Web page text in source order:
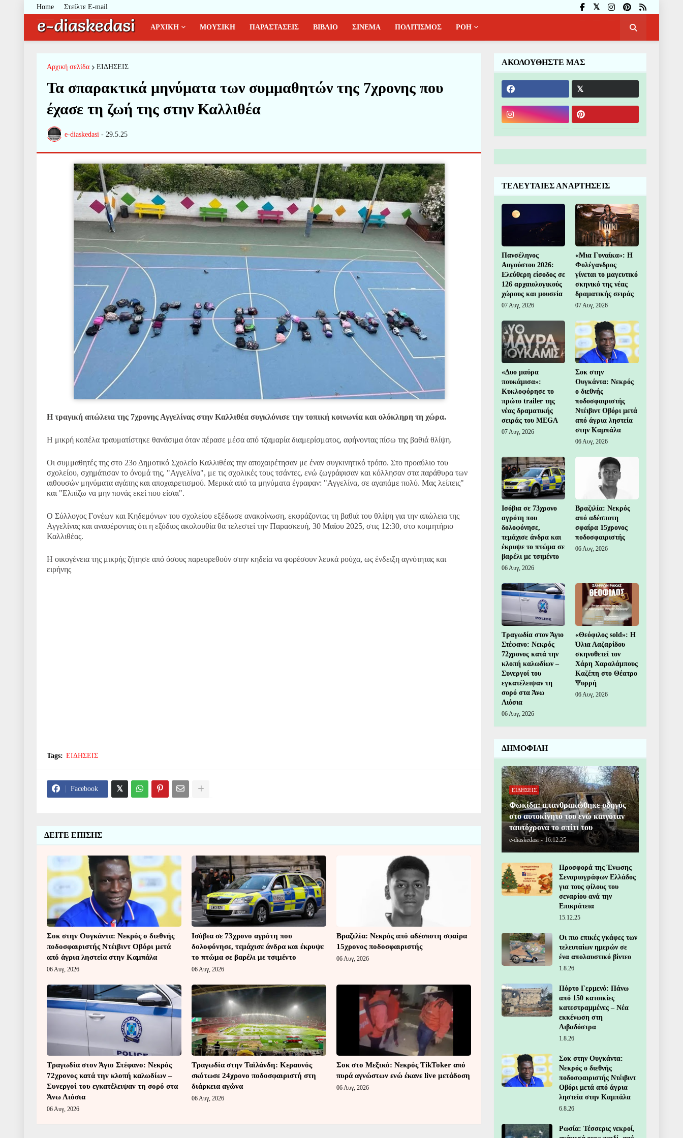
Home Στείλτε E-mail
ΑΡΧΙΚΗ ΜΟΥΣΙΚΗ ΠΑΡΑΣΤΑΣΕΙΣ ΒΙΒΛΙΟ ΣΙΝΕΜΑ ΠΟΛΙΤΙΣΜΟΣ ΡΟΗ
Αρχική σελίδα ΕΙΔΗΣΕΙΣ
Τα σπαρακτικά μηνύματα των συμμαθητών της 7χρονης που
έχασε τη ζωή της στην Καλλιθέα
e-diaskedasi - 29.5.25
Η τραγική απώλεια της 7χρονης Αγγελίνας στην Καλλιθέα συγκλόνισε την τοπική κοινωνία και ολόκληρη τη χώρα.
Η μικρή κοπέλα τραυματίστηκε θανάσιμα όταν πέρασε μέσα από τζαμαρία διαμερίσματος, αφήνοντας πίσω της βαθιά θλίψη.
Οι συμμαθητές της στο 23ο Δημοτικό Σχολείο Καλλιθέας την αποχαιρέτησαν με έναν συγκινητικό τρόπο. Στο προαύλιο του
σχολείου, σχημάτισαν το όνομά της, "Αγγελίνα", με τις σχολικές τους τσάντες, ενώ ζωγράφισαν και κόλλησαν στα παράθυρα των
αιθουσών μηνύματα αγάπης και αποχαιρετισμού. Μερικά από τα μηνύματα έγραφαν: "Αγγελίνα, σε αγαπάμε πολύ. Μας λείπεις"
και "Ελπίζω να μην πονάς εκεί που είσαι".
Ο Σύλλογος Γονέων και Κηδεμόνων του σχολείου εξέδωσε ανακοίνωση, εκφράζοντας τη βαθιά του θλίψη για την απώλεια της
Αγγελίνας και αναφέροντας ότι η εξόδιος ακολουθία θα τελεστεί την Παρασκευή, 30 Μαΐου 2025, στις 12:30, στο κοιμητήριο
Καλλιθέας.
Η οικογένεια της μικρής ζήτησε από όσους παρευρεθούν στην κηδεία να φορέσουν λευκά ρούχα, ως ένδειξη αγνότητας και
ειρήνης
Tags: ΕΙΔΗΣΕΙΣ
Facebook
ΔΕΙΤΕ ΕΠΙΣΗΣ
Σοκ στην Ουγκάντα: Νεκρός ο διεθνής
ποδοσφαιριστής Ντέιβιντ Οβόρι μετά
από άγρια ληστεία στην Καμπάλα
06 Αυγ, 2026
Ισόβια σε 73χρονο αγρότη που
δολοφόνησε, τεμάχισε άνδρα και έκρυψε
το πτώμα σε βαρέλι με τσιμέντο
06 Αυγ, 2026
Βραζιλία: Νεκρός από αδέσποτη σφαίρα
15χρονος ποδοσφαιριστής
06 Αυγ, 2026
Τραγωδία στον Άγιο Στέφανο: Νεκρός
72χρονος κατά την κλοπή καλωδίων –
Συνεργοί του εγκατέλειψαν τη σορό στα
Άνω Λιόσια
06 Αυγ, 2026
Τραγωδία στην Ταϊλάνδη: Κεραυνός
σκότωσε 24χρονο ποδοσφαιριστή στη
διάρκεια αγώνα
06 Αυγ, 2026
Σοκ στο Μεξικό: Νεκρός TikToker από
πυρά αγνώστων ενώ έκανε live μετάδοση
06 Αυγ, 2026
ΑΚΟΛΟΥΘΗΣΤΕ ΜΑΣ
ΤΕΛΕΥΤΑΙΕΣ ΑΝΑΡΤΗΣΕΙΣ
Πανσέληνος
Αυγούστου 2026:
Ελεύθερη είσοδος σε
126 αρχαιολογικούς
χώρους και μουσεία
07 Αυγ, 2026
«Μια Γυναίκα»: Η
Φολέγανδρος
γίνεται το μαγευτικό
σκηνικό της νέας
δραματικής σειράς
07 Αυγ, 2026
«Δυο μαύρα
πουκάμισα»:
Κυκλοφόρησε το
πρώτο trailer της
νέας δραματικής
σειράς του MEGA
07 Αυγ, 2026
Σοκ στην
Ουγκάντα: Νεκρός
ο διεθνής
ποδοσφαιριστής
Ντέιβιντ Οβόρι μετά
από άγρια ληστεία
στην Καμπάλα
06 Αυγ, 2026
Ισόβια σε 73χρονο
αγρότη που
δολοφόνησε,
τεμάχισε άνδρα και
έκρυψε το πτώμα σε
βαρέλι με τσιμέντο
06 Αυγ, 2026
Βραζιλία: Νεκρός
από αδέσποτη
σφαίρα 15χρονος
ποδοσφαιριστής
06 Αυγ, 2026
Τραγωδία στον Άγιο
Στέφανο: Νεκρός
72χρονος κατά την
κλοπή καλωδίων –
Συνεργοί του
εγκατέλειψαν τη
σορό στα Άνω
Λιόσια
06 Αυγ, 2026
«Θεόφιλος sold»: Η
Όλια Λαζαρίδου
σκηνοθετεί τον
Χάρη Χαραλάμπους
Καζέπη στο Θέατρο
Ψυρρή
06 Αυγ, 2026
ΔΗΜΟΦΙΛΗ
ΕΙΔΗΣΕΙΣ
Φωκίδα: απανθρακώθηκε οδηγός
στο αυτοκίνητό του ενώ καιγόταν
ταυτόχρονα το σπίτι του
e-diaskedasi - 16.12.25
Προσφορά της Ένωσης
Σεναριογράφων Ελλάδος
για τους φίλους του
σεναρίου ανά την
Επικράτεια
15.12.25
Οι πιο επικές γκάφες των
τελευταίων ημερών σε
ένα απολαυστικό βίντεο
1.8.26
Πόρτο Γερμενό: Πάνω
από 150 κατοικίες
κατεστραμμένες – Νέα
εκκένωση στη
Λιβαδόστρα
1.8.26
Σοκ στην Ουγκάντα:
Νεκρός ο διεθνής
ποδοσφαιριστής Ντέιβιντ
Οβόρι μετά από άγρια
ληστεία στην Καμπάλα
6.8.26
Ρωσία: Τέσσερις νεκροί,